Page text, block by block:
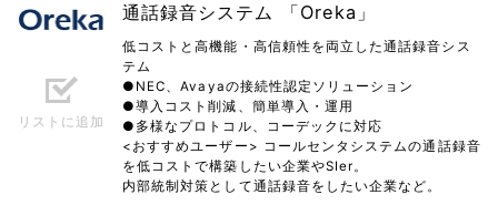
リストに追加
通話録音システム 「Oreka」
低コストと高機能・高信頼性を両立した通話録音シス
テム
●NEC、Avayaの接続性認定ソリューション
●導入コスト削減、簡単導入・運用
●多様なプロトコル、コーデックに対応
<おすすめユーザー> コールセンタシステムの通話録音
を低コストで構築したい企業やSIer。
内部統制対策として通話録音をしたい企業など。